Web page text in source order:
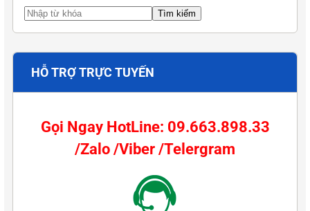
HỖ TRỢ TRỰC TUYẾN
Gọi Ngay HotLine: 09.663.898.33
/Zalo /Viber /Telergram